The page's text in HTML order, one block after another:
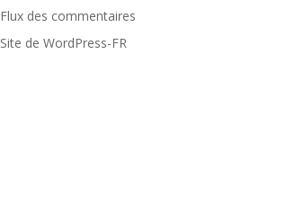
Flux des commentaires
Site de WordPress-FR